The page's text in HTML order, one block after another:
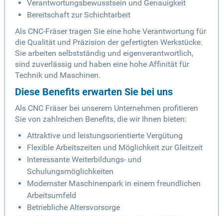
Verantwortungsbewusstsein und Genauigkeit
Bereitschaft zur Schichtarbeit
Als CNC-Fräser tragen Sie eine hohe Verantwortung für
die Qualität und Präzision der gefertigten Werkstücke.
Sie arbeiten selbstständig und eigenverantwortlich,
sind zuverlässig und haben eine hohe Affinität für
Technik und Maschinen.
Diese Benefits erwarten Sie bei uns
Als CNC Fräser bei unserem Unternehmen profitieren
Sie von zahlreichen Benefits, die wir Ihnen bieten:
Attraktive und leistungsorientierte Vergütung
Flexible Arbeitszeiten und Möglichkeit zur Gleitzeit
Interessante Weiterbildungs- und
Schulungsmöglichkeiten
Modernster Maschinenpark in einem freundlichen
Arbeitsumfeld
Betriebliche Altersvorsorge